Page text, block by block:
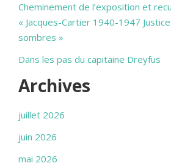
Cheminement de l’exposition et
« Jacques-Cartier 1940-1947
sombres »
Dans les pas du capitaine Dreyfus
Archives
juillet 2026
juin 2026
mai 2026